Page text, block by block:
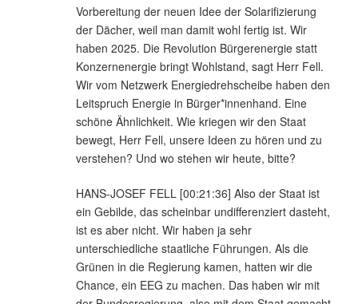
Vorbereitung der neuen Idee der Solarifizierung
der Dächer, weil man damit wohl fertig ist. Wir
haben 2025. Die Revolution Bürgerenergie statt
Konzernenergie bringt Wohlstand, sagt Herr Fell.
Wir vom Netzwerk Energiedrehscheibe haben den
Leitspruch Energie in Bürger*innenhand. Eine
schöne Ähnlichkeit. Wie kriegen wir den Staat
bewegt, Herr Fell, unsere Ideen zu hören und zu
verstehen? Und wo stehen wir heute, bitte?
HANS-JOSEF FELL [00:21:36] Also der Staat ist
ein Gebilde, das scheinbar undifferenziert dasteht,
ist es aber nicht. Wir haben ja sehr
unterschiedliche staatliche Führungen. Als die
Grünen in die Regierung kamen, hatten wir die
Chance, ein EEG zu machen. Das haben wir mit